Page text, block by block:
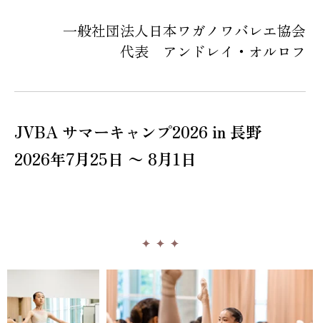
一般社団法人日本ワガノワバレエ協会
代表 アンドレイ・オルロフ
JVBA サマーキャンプ2026 in 長野
2026年7月25日 〜 8月1日